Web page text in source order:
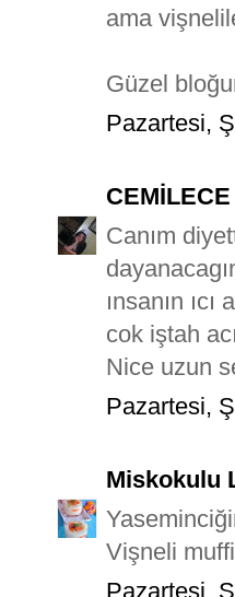
ama
Güzel
Pazartesi,
Canım
ınsanın ıcı
cok iştah
Nice uzun
Pazartesi,
Miskokulu
Vişneli
Pazartesi,